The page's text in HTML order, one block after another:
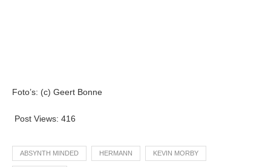
Foto’s: (c) Geert Bonne
Post Views: 416
ABSYNTH MINDED HERMANN KEVIN MORBY